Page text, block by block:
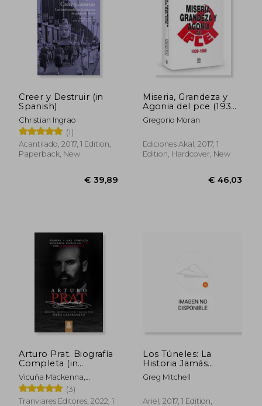
Creer y Destruir (in
Spanish)
Christian Ingrao
(1)
Acantilado, 2017, 1 Edition,
Paperback, New
Miseria, Grandeza y
Agonia del pce (1939-
1985) (in Spanish)
Gregorio Moran
Ediciones Akal, 2017, 1
Edition, Hardcover, New
Arturo Prat. Biografía
Completa (in
Spanish)
Vicuña Mackenna,
Bernardo
(3)
Tranviares Editores, 2022, 1
Los Túneles: La
Historia Jamás
Contada de la Huida
Bajo el Muro de
Greg Mitchell
Ariel, 2017, 1 Edition,